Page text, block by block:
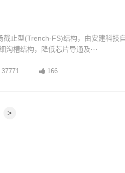
止型(Trench-FS)结构，由安建科技
沟槽结构，降低芯片导通及···
37771 166
>